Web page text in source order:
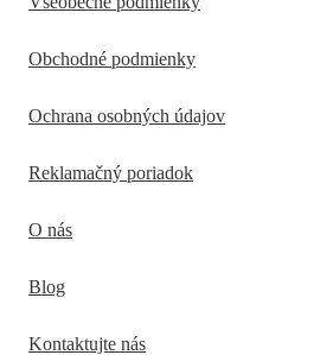
Obchodné podmienky
Ochrana osobných údajov
Reklamačný poriadok
O nás
Blog
Kontaktujte nás